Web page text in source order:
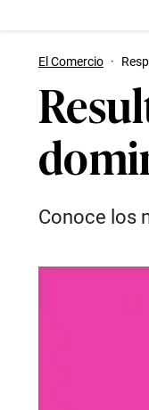
El Comercio ·
Conoce los